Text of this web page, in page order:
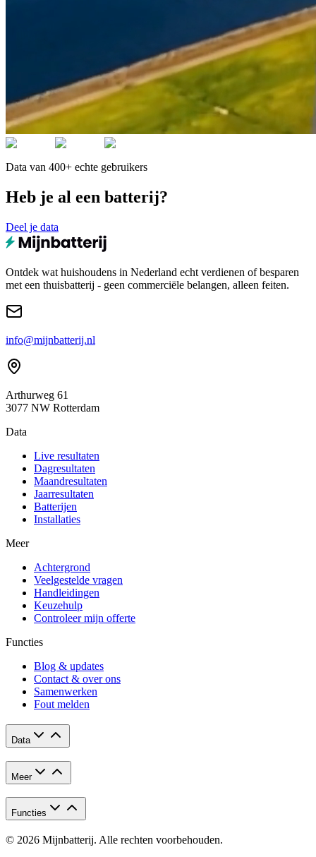
Data van 400+ echte gebruikers
Heb je al een batterij?
Deel je data
Ontdek wat huishoudens in Nederland echt verdienen of besparen
met een thuisbatterij - geen commerciële belangen, alleen feiten.
info@mijnbatterij.nl
Arthurweg 61
3077 NW Rotterdam
Data
Live resultaten
Dagresultaten
Maandresultaten
Jaarresultaten
Batterijen
Installaties
Meer
Achtergrond
Veelgestelde vragen
Handleidingen
Keuzehulp
Controleer mijn offerte
Functies
Blog & updates
Contact & over ons
Samenwerken
Fout melden
Data
Meer
Functies
© 2026 Mijnbatterij. Alle rechten voorbehouden.